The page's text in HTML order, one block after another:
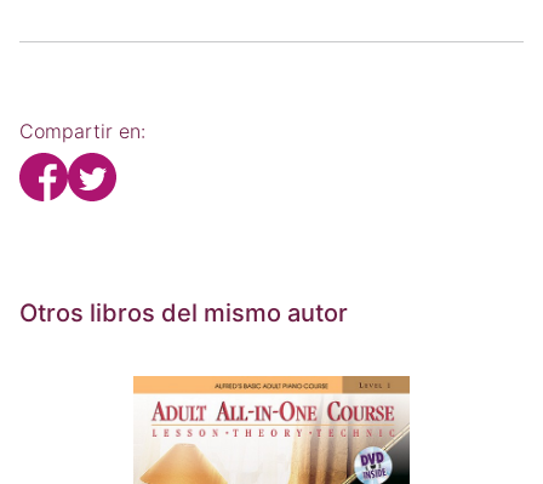
Compartir en:
Otros libros del mismo autor